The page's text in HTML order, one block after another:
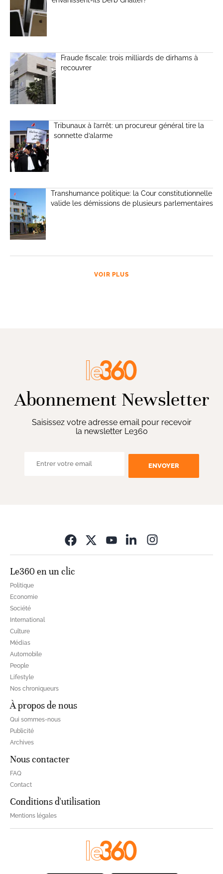
Fraude fiscale: trois milliards de dirhams à
recouvrer
Tribunaux à l’arrêt: un procureur général tire la
sonnette d’alarme
Transhumance politique: la Cour constitutionnelle
valide les démissions de plusieurs parlementaires
VOIR PLUS
Abonnement Newsletter
Saisissez votre adresse email pour recevoir
la newsletter Le360
ENVOYER
Le360 en un clic
Politique
Economie
Société
International
Culture
Médias
Automobile
People
Lifestyle
Nos chroniqueurs
À propos de nous
Qui sommes-nous
Publicité
Archives
Nous contacter
FAQ
Contact
Conditions d'utilisation
Mentions légales